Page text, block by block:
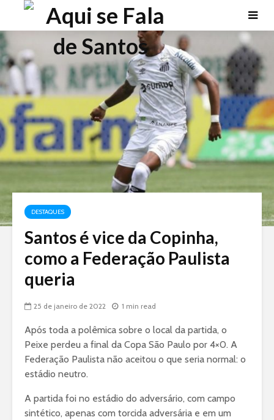
DESTAQUES
Santos é vice da Copinha,
como a Federação Paulista
queria
25 de janeiro de 2022 1 min read
Após toda a polêmica sobre o local da partida, o
Peixe perdeu a final da Copa São Paulo por 4×0. A
Federação Paulista não aceitou o que seria normal: o
estádio neutro.
A partida foi no estádio do adversário, com campo
sintético, apenas com torcida adversária e em um